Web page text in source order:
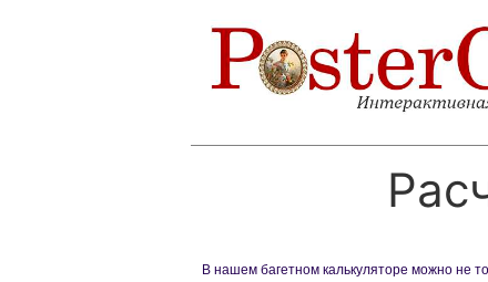
В нашем багетном калькуляторе можно не